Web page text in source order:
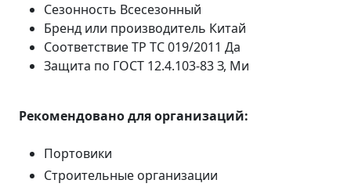
Сезонность Всесезонный
Бренд или производитель Китай
Соответствие ТР ТС 019/2011 Да
Защита по ГОСТ 12.4.103-83З, Ми
Рекомендовано для организаций:
Портовики
Строительные организации